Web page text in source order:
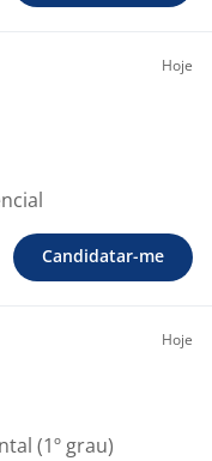
Hoje
Candidatar-me
Hoje
(1º grau)